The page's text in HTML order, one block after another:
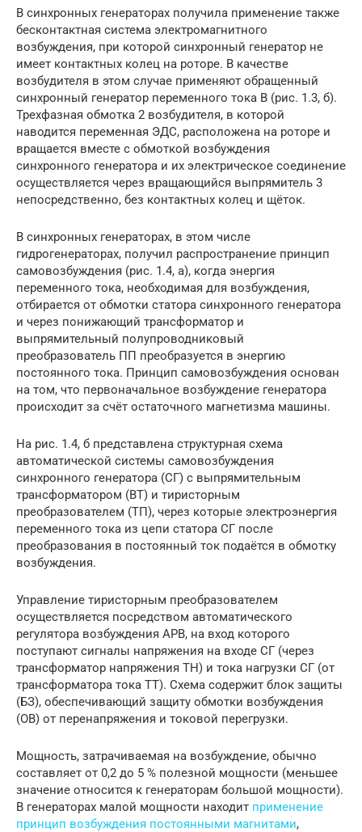
В синхронных генераторах получила применение также
бесконтактная система электромагнитного
возбуждения, при которой синхронный генератор не
имеет контактных колец на роторе. В качестве
возбудителя в этом случае применяют обращенный
синхронный генератор переменного тока В (рис. 1.3, б).
Трехфазная обмотка 2 возбудителя, в которой
наводится переменная ЭДС, расположена на роторе и
вращается вместе с обмоткой возбуждения
синхронного генератора и их электрическое соединение
осуществляется через вращающийся выпрямитель 3
непосредственно, без контактных колец и щёток.
В синхронных генераторах, в этом числе
гидрогенераторах, получил распространение принцип
самовозбуждения (рис. 1.4, а), когда энергия
переменного тока, необходимая для возбуждения,
отбирается от обмотки статора синхронного генератора
и через понижающий трансформатор и
выпрямительный полупроводниковый
преобразователь ПП преобразуется в энергию
постоянного тока. Принцип самовозбуждения основан
на том, что первоначальное возбуждение генератора
происходит за счёт остаточного магнетизма машины.
На рис. 1.4, б представлена структурная схема
автоматической системы самовозбуждения
синхронного генератора (СГ) с выпрямительным
трансформатором (ВТ) и тиристорным
преобразователем (ТП), через которые электроэнергия
переменного тока из цепи статора СГ после
преобразования в постоянный ток подаётся в обмотку
возбуждения.
Управление тиристорным преобразователем
осуществляется посредством автоматического
регулятора возбуждения АРВ, на вход которого
поступают сигналы напряжения на входе СГ (через
трансформатор напряжения ТН) и тока нагрузки СГ (от
трансформатора тока ТТ). Схема содержит блок защиты
(БЗ), обеспечивающий защиту обмотки возбуждения
(ОВ) от перенапряжения и токовой перегрузки.
Мощность, затрачиваемая на возбуждение, обычно
составляет от 0,2 до 5 % полезной мощности (меньшее
значение относится к генераторам большой мощности).
В генераторах малой мощности находит применение
принцип возбуждения постоянными магнитами,